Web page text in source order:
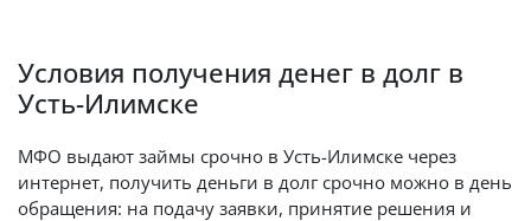
Условия получения денег в долг в
Усть-Илимске
МФО выдают займы срочно в Усть-Илимске через
интернет, получить деньги в долг срочно можно в день
обращения: на подачу заявки, принятие решения и